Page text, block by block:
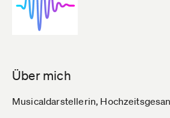
Über mich
Musicaldarstellerin,